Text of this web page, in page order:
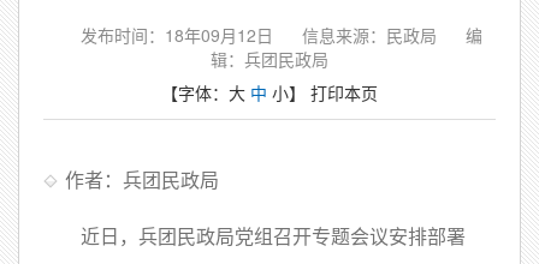
发布时间：18年09月12日 信息来源：民政局
编
辑：兵团民政局
【字体： 大 中 小】 打印本页
作者：兵团民政局
近日，兵团民政局党组召开专题会议安排部署